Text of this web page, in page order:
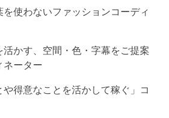
を使わないファッションコーディ
活かす、空間・色・字幕をご提案
ネーター
や得意なことを活かして稼ぐ」コ